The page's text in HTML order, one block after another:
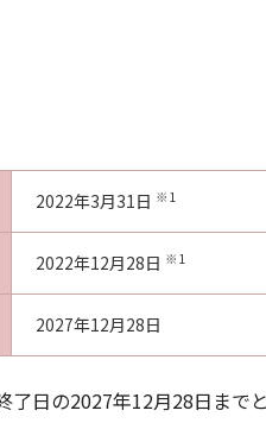
2022年3月31日 ※1
2022年12月28日 ※1
2027年12月28日
日の2027年12月28日までと